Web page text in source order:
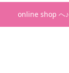
online shop へ♪